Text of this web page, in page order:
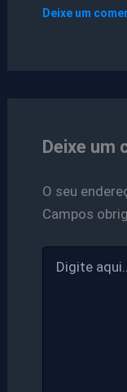
Deixe um
Deixe um
O seu
Campos
aqui...